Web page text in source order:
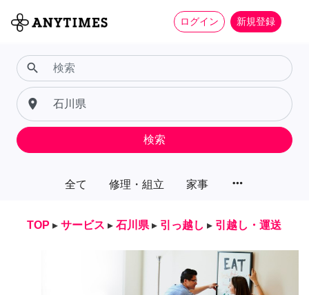
ログイン 新規登録
全て 修理・組立 家事 more_horiz
search
place
検索
TOP ▸ サービス ▸ 石川県 ▸ 引っ越し ▸ 引越し・運送